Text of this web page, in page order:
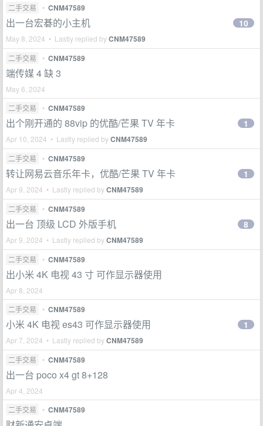
二手交易
• CNM47589
出一台宏碁的小主机
May 8, 2024 • Lastly replied byCNM47589
10
二手交易 • CNM47589
端传媒 4 缺 3
May 6, 2024
二手交易
• CNM47589
出个刚开通的 88vip 的优酷/芒果 TV 年卡
Apr 10, 2024 • Lastly replied byCNM47589
1
二手交易 • CNM47589
转让网易云音乐年卡，优酷/芒果 TV 年卡
Apr 9, 2024 • Lastly replied byCNM47589
1
二手交易 • CNM47589
出一台 顶级 LCD 外版手机
Apr 9, 2024 • Lastly replied byCNM47589
8
二手交易 • CNM47589
出小米 4K 电视 43 寸 可作显示器使用
Apr 8, 2024
二手交易
• CNM47589
小米 4K 电视 es43 可作显示器使用
Apr 7, 2024 • Lastly replied byCNM47589
1
二手交易 • CNM47589
出一台 poco x4 gt 8+128
Apr 4, 2024
二手交易
• CNM47589